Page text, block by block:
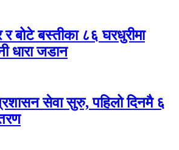
बोटे बस्तीका ८६ घरधुरीमा
धारा जडान
सेवा सुरु, पहिलो दिनमै ६